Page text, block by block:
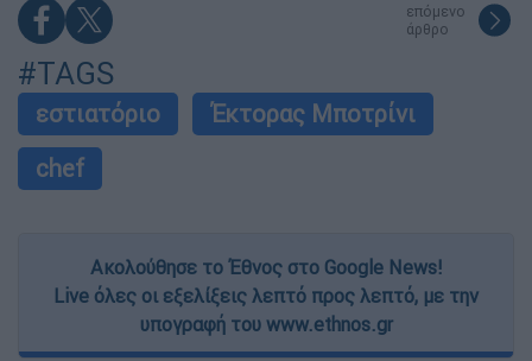
επόμενο
άρθρο
#TAGS
εστιατόριο
Έκτορας Μποτρίνι
chef
Ακολούθησε το Έθνος στο Google News!
Live όλες οι εξελίξεις λεπτό προς λεπτό, με την
υπογραφή του www.ethnos.gr